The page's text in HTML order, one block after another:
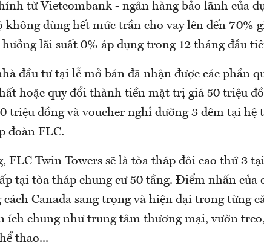
từ Vietcombank - ngân hàng bảo lãnh của
không dùng hết mức trần cho vay lên đến 70%
lãi suất 0% áp dụng trong 12 tháng đầu
đầu tư tại lễ mở bán đã nhận được các phần
hoặc quy đổi thành tiền mặt trị giá 50 triệu
triệu đồng và voucher nghỉ dưỡng 3 đêm tại hệ
đoàn FLC.
FLC Twin Towers sẽ là tòa tháp đôi cao thứ 3
tại tòa tháp chung cư 50 tầng. Điểm nhấn của
Canada sang trọng và hiện đại trong từng
ích chung như trung tâm thương mại, vườn
thao...